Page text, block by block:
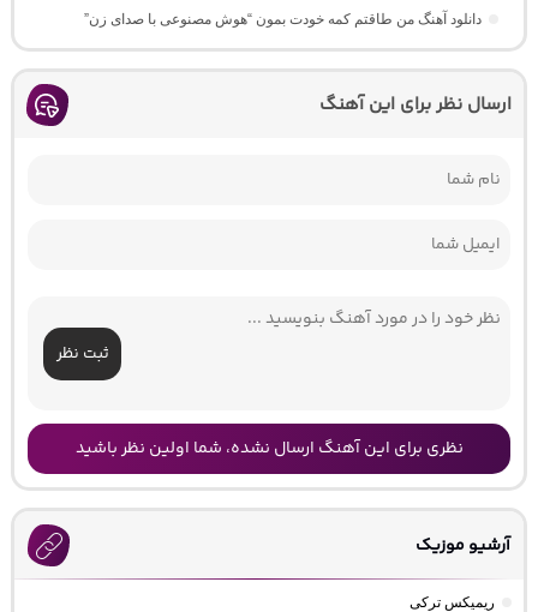
دانلود آهنگ من طاقتم کمه خودت بمون “هوش مصنوعی با صدای زن”
ارسال نظر برای این آهنگ
ثبت نظر
نظری برای این آهنگ ارسال نشده، شما اولین نظر باشید
آرشیو موزیک
ریمیکس ترکی